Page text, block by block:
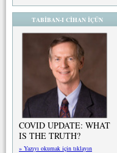
TABİBAN-I CİHAN İÇÜN
COVID UPDATE: WHAT
IS THE TRUTH?
» Yazıyı okumak için tıklayın